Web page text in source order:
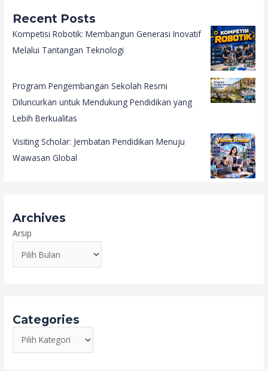
Recent Posts
Kompetisi Robotik: Membangun Generasi Inovatif
Melalui Tantangan Teknologi
Program Pengembangan Sekolah Resmi
Diluncurkan untuk Mendukung Pendidikan yang
Lebih Berkualitas
Visiting Scholar: Jembatan Pendidikan Menuju
Wawasan Global
Archives
Arsip
Categories